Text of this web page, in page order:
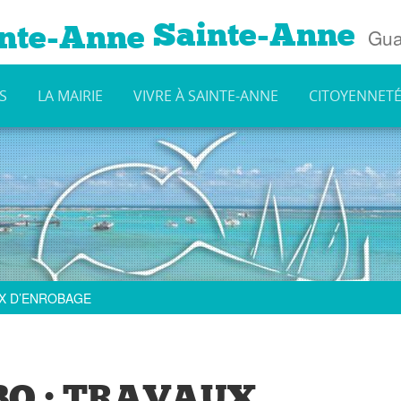
Sainte-Anne
LA MAIRIE VIVRE À SAINTE-ANNE CITOYENNETÉ
D’ENROBAGE